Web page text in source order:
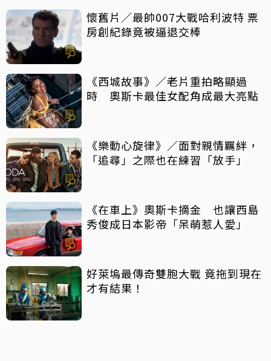
懷舊片／最帥007大戰哈利波特 票
房創紀錄竟被逼退交棒
《西城故事》／老片重拍略顯過
時 奧斯卡最佳女配角成最大亮點
《樂動心旋律》／面對親情羈絆，
「追尋」之際也在練習「放手」
《在車上》奧斯卡摘金 也讓西島
秀俊成日本影帝「呆萌惹人愛」
好萊塢最傳奇雙胞大戰 竟拖到現在
才有結果！